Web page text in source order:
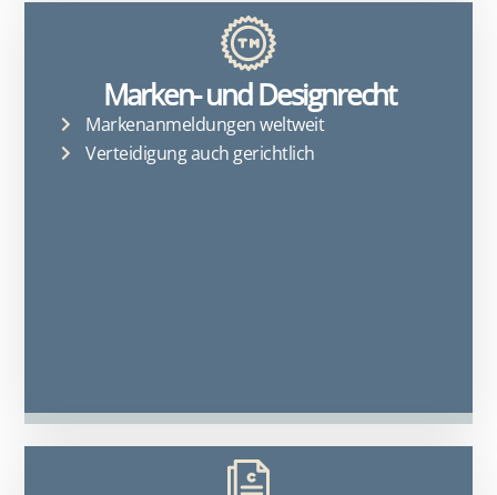
Marken- und Designrecht
Markenanmeldungen weltweit
Verteidigung auch gerichtlich